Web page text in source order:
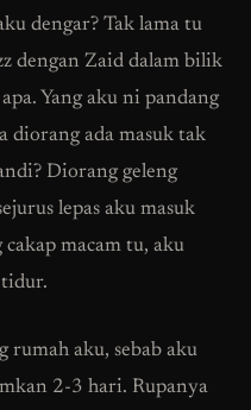
dengar? Tak lama tu
dengan Zaid dalam bilik
Yang aku ni pandang
diorang ada masuk tak
Diorang geleng
lepas aku masuk
macam tu, aku
aku, sebab aku
2-3 hari. Rupanya